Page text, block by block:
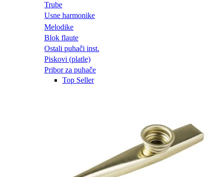
Trube
Usne harmonike
Melodike
Blok flaute
Ostali puhači inst.
Piskovi (platle)
Pribor za puhače
Top Seller